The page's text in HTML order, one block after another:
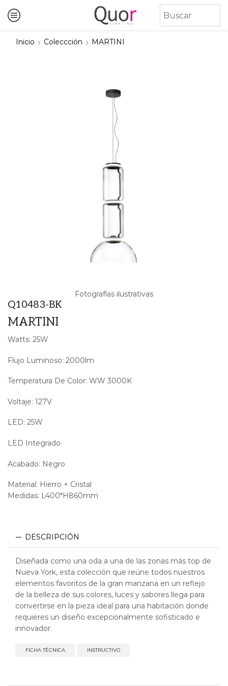
Inicio Coleccción MARTINI
Fotografías ilustrativas
Q10483-BK
MARTINI
Watts: 25W
Flujo Luminoso: 2000lm
Temperatura De Color: WW 3000K
Voltaje: 127V
LED: 25W
LED Integrado
Acabado: Negro
Material: Hierro + Cristal
Medidas: L400*H860mm
DESCRIPCIÓN
Diseñada como una oda a una de las zonas más top de
Nueva York, esta colección que reúne todos nuestros
elementos favoritos de la gran manzana en un reflejo
de la belleza de sus colores, luces y sabores llega para
convertirse en la pieza ideal para una habitación donde
requieres un diseño excepcionalmente sofisticado e
innovador.
FICHA TÉCNICA INSTRUCTIVO